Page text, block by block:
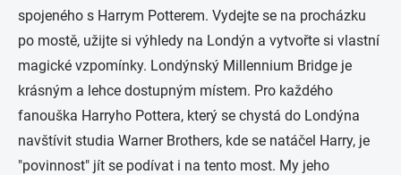
spojeného s Harrym Potterem. Vydejte se na procházku
po mostě, užijte si výhledy na Londýn a vytvořte si vlastní
magické vzpomínky. Londýnský Millennium Bridge je
krásným a lehce dostupným místem. Pro každého
fanouška Harryho Pottera, který se chystá do Londýna
navštívit studia Warner Brothers, kde se natáčel Harry, je
"povinnost" jít se podívat i na tento most. My jeho